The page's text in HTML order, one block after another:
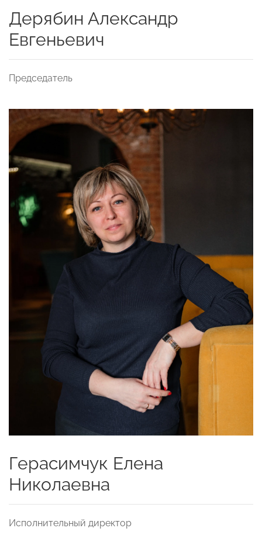
Дерябин Александр
Евгеньевич
Председатель
Герасимчук Елена
Николаевна
Исполнительный директор